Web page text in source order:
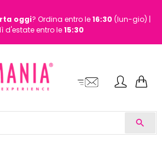
oggi? Ordina entro le16:30 (lun-gio) |
d'estate entro le15:30
search